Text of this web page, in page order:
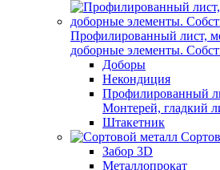
Профилированный лист,
доборные элементы.
Доборы
Некондиция
Профилированный
Монтерей, гладкий
Штакетник
Забор 3D
Металлопрокат